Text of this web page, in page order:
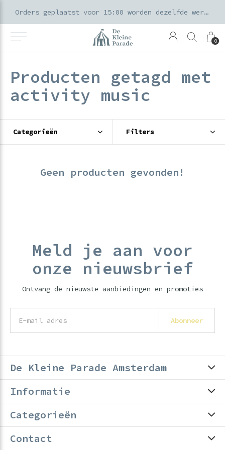
0
Orders geplaatst voor 15:00 worden dezelfde werkdag verzonden
Producten getagd met
activity music
Categorieën Filters
Geen producten gevonden!
Meld je aan voor
onze nieuwsbrief
Ontvang de nieuwste aanbiedingen en promoties
Abonneer
De Kleine Parade Amsterdam
Informatie
Categorieën
Contact